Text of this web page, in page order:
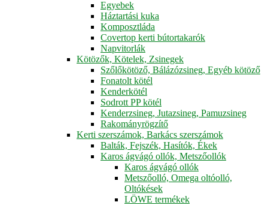
Egyebek
Háztartási kuka
Komposztláda
Covertop kerti bútortakarók
Napvitorlák
Kötözők, Kötelek, Zsinegek
Szőlőkötöző, Bálázózsineg, Egyéb kötöző
Fonatolt kötél
Kenderkötél
Sodrott PP kötél
Kenderzsineg, Jutazsineg, Pamuzsineg
Rakományrögzítő
Kerti szerszámok, Barkács szerszámok
Balták, Fejszék, Hasítók, Ékek
Karos ágvágó ollók, Metszőollók
Karos ágvágó ollók
Metszőolló, Omega oltóolló,
Oltókések
LÖWE termékek